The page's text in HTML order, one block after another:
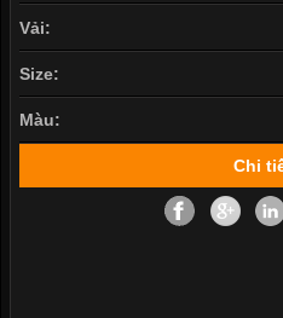
Vải:
Size:
Màu:
Chi